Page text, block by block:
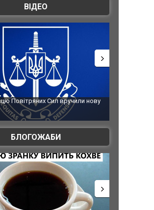
ВІДЕО
Сили оборони уразили Ярославський НПЗ:
губернатор регіону заявив про
атаку. ВІДЕО
БЛОГОЖАБИ